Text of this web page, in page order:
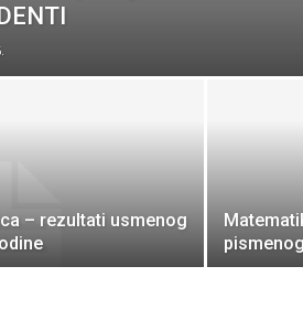
– rezultati usmenog